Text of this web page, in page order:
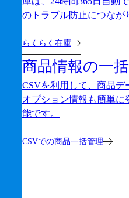
のトラブル防止につなが
らくらく在庫
商品情報の一
CSVを利用して、商品
オプション情報も簡単
能です。
CSVでの商品一括管理